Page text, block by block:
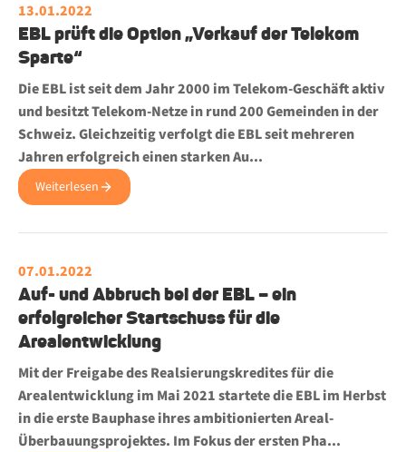
13.01.2022
EBL prüft die Option „Verkauf der Telekom
Sparte“
Die EBL ist seit dem Jahr 2000 im Telekom-Geschäft aktiv
und besitzt Telekom-Netze in rund 200 Gemeinden in der
Schweiz. Gleichzeitig verfolgt die EBL seit mehreren
Jahren erfolgreich einen starken Au...
Weiterlesen
07.01.2022
Auf- und Abbruch bei der EBL – ein
erfolgreicher Startschuss für die
Arealentwicklung
Mit der Freigabe des Realsierungskredites für die
Arealentwicklung im Mai 2021 startete die EBL im Herbst
in die erste Bauphase ihres ambitionierten Areal-
Überbauungsprojektes. Im Fokus der ersten Pha...